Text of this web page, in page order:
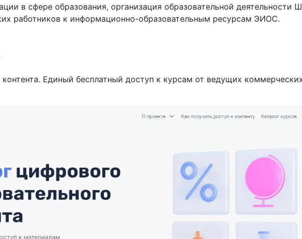
в сфере образования, организация образовательной деятельности
работников к информационно-образовательным ресурсам ЭИОС.
контента. Единый бесплатный доступ к курсам от ведущих